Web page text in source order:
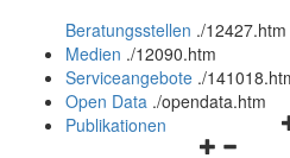
und
schließen
Beratungsstellen ./12427.htm
Medien ./12090.htm
Serviceangebote ./
Open Data ./opendata.htm
Publikationen